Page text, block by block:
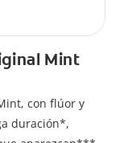
Mint
con flúor y
duración*,